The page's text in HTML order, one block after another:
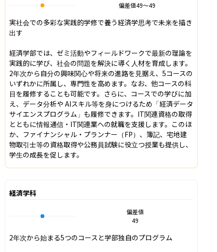
偏差値49〜49
実社会での多彩な実践的学修で養う経済学思考で未来を描き
出す
経済学部では、ゼミ活動やフィールドワークで最新の理論を
実践的に学び、社会の問題を解決に導く人材を育成します。
2年次から自分の興味関心や将来の進路を見据え、5コースの
いずれかに所属し、専門性を高めます。なお、他コースの科
目を履修することも可能です。さらに、コースでの学びに加
え、データ分析や AIスキル等を身につけるため「経済データ
サイエンスプログラム」も履修できます。IT関連資格の取得
とともに情報通信・IT関連業への就職を支援します。このほ
か、ファイナンシャル・プランナー（FP）、簿記、宅地建
物取引士等の資格取得や公務員試験に役立つ授業も提供し、
学生の成長を促します。
経済学科
偏差値
49
2年次から始まる5つのコースと学部独自のプログラム